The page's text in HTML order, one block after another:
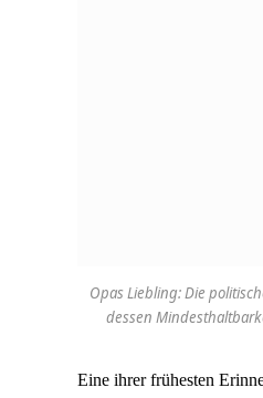
Opas Liebling: Die
dessen
Eine ihrer frühesten